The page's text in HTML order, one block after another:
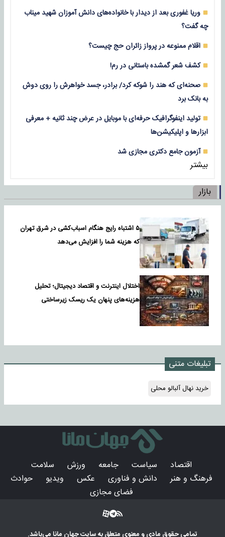
وریا غفوری بعد از دیدار با خانواده‌های دانش آموزان شهید میناب
چه گفت؟
اقلام ممنوعه در پرواز زائران حج چیست؟
کشف شعر گمشده باستانی در رم!
صحنه‌ای که هند را شوکه کرد/ برادر، جسد خواهرش را روی دوش
به بانک برد
تولید اینفوگرافیک حرفه‌ای با موبایل در عرض چند ثانیه + معرفی
ابزارها و اپلیکیشن‌ها
آزمون جامع دکتری مجازی شد
بیشتر
بازار
۵ اشتباه رایج هنگام اسباب‌کشی در شرق تهران
که هزینه شما را افزایش می‌دهد
اختلال اینترنت و اقتصاد دیجیتال؛ تحلیل
هزینه‌های پنهان یک ریسک زیرساختی
تبلیغات متنی
خرید نهال آلبالو محلی
اقتصاد سیاست جامعه ورزش
سلامت
فرهنگ و هنر
دانش و فناوری عکس ویدیو
حوادث
فضای مجازی
تمامی حقوق مادی و معنوی متعلق به سایتجهان مانامی‌باشد.